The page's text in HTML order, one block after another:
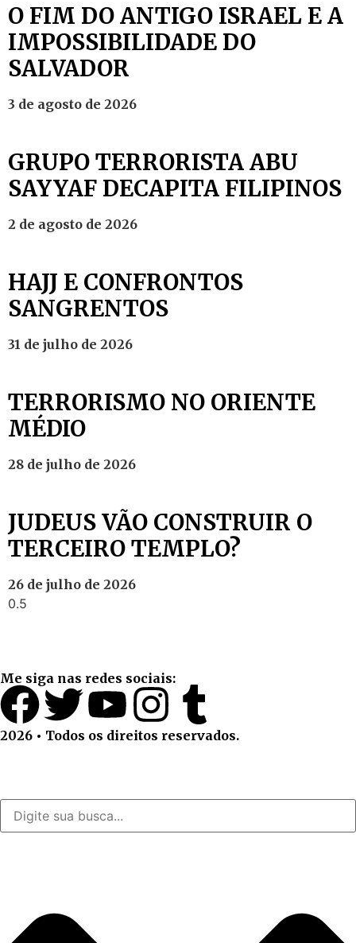
O FIM DO ANTIGO ISRAEL E A
IMPOSSIBILIDADE DO
SALVADOR
3 de agosto de 2026
GRUPO TERRORISTA ABU
SAYYAF DECAPITA FILIPINOS
2 de agosto de 2026
HAJJ E CONFRONTOS
SANGRENTOS
31 de julho de 2026
TERRORISMO NO ORIENTE
MÉDIO
28 de julho de 2026
JUDEUS VÃO CONSTRUIR O
TERCEIRO TEMPLO?
26 de julho de 2026
Me siga nas redes sociais:
2026 • Todos os direitos reservados.